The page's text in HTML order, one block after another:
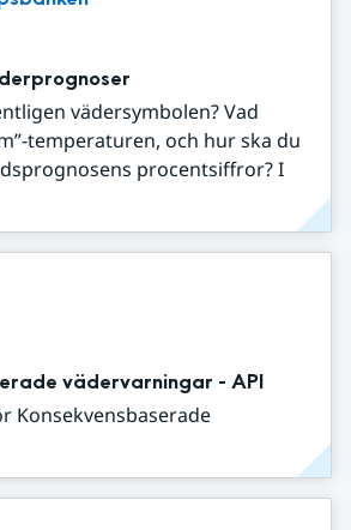
vädersymbolen? Vad
temperaturen, och hur ska du
procentsiffror? I
vädervarningar - API
Konsekvensbaserade